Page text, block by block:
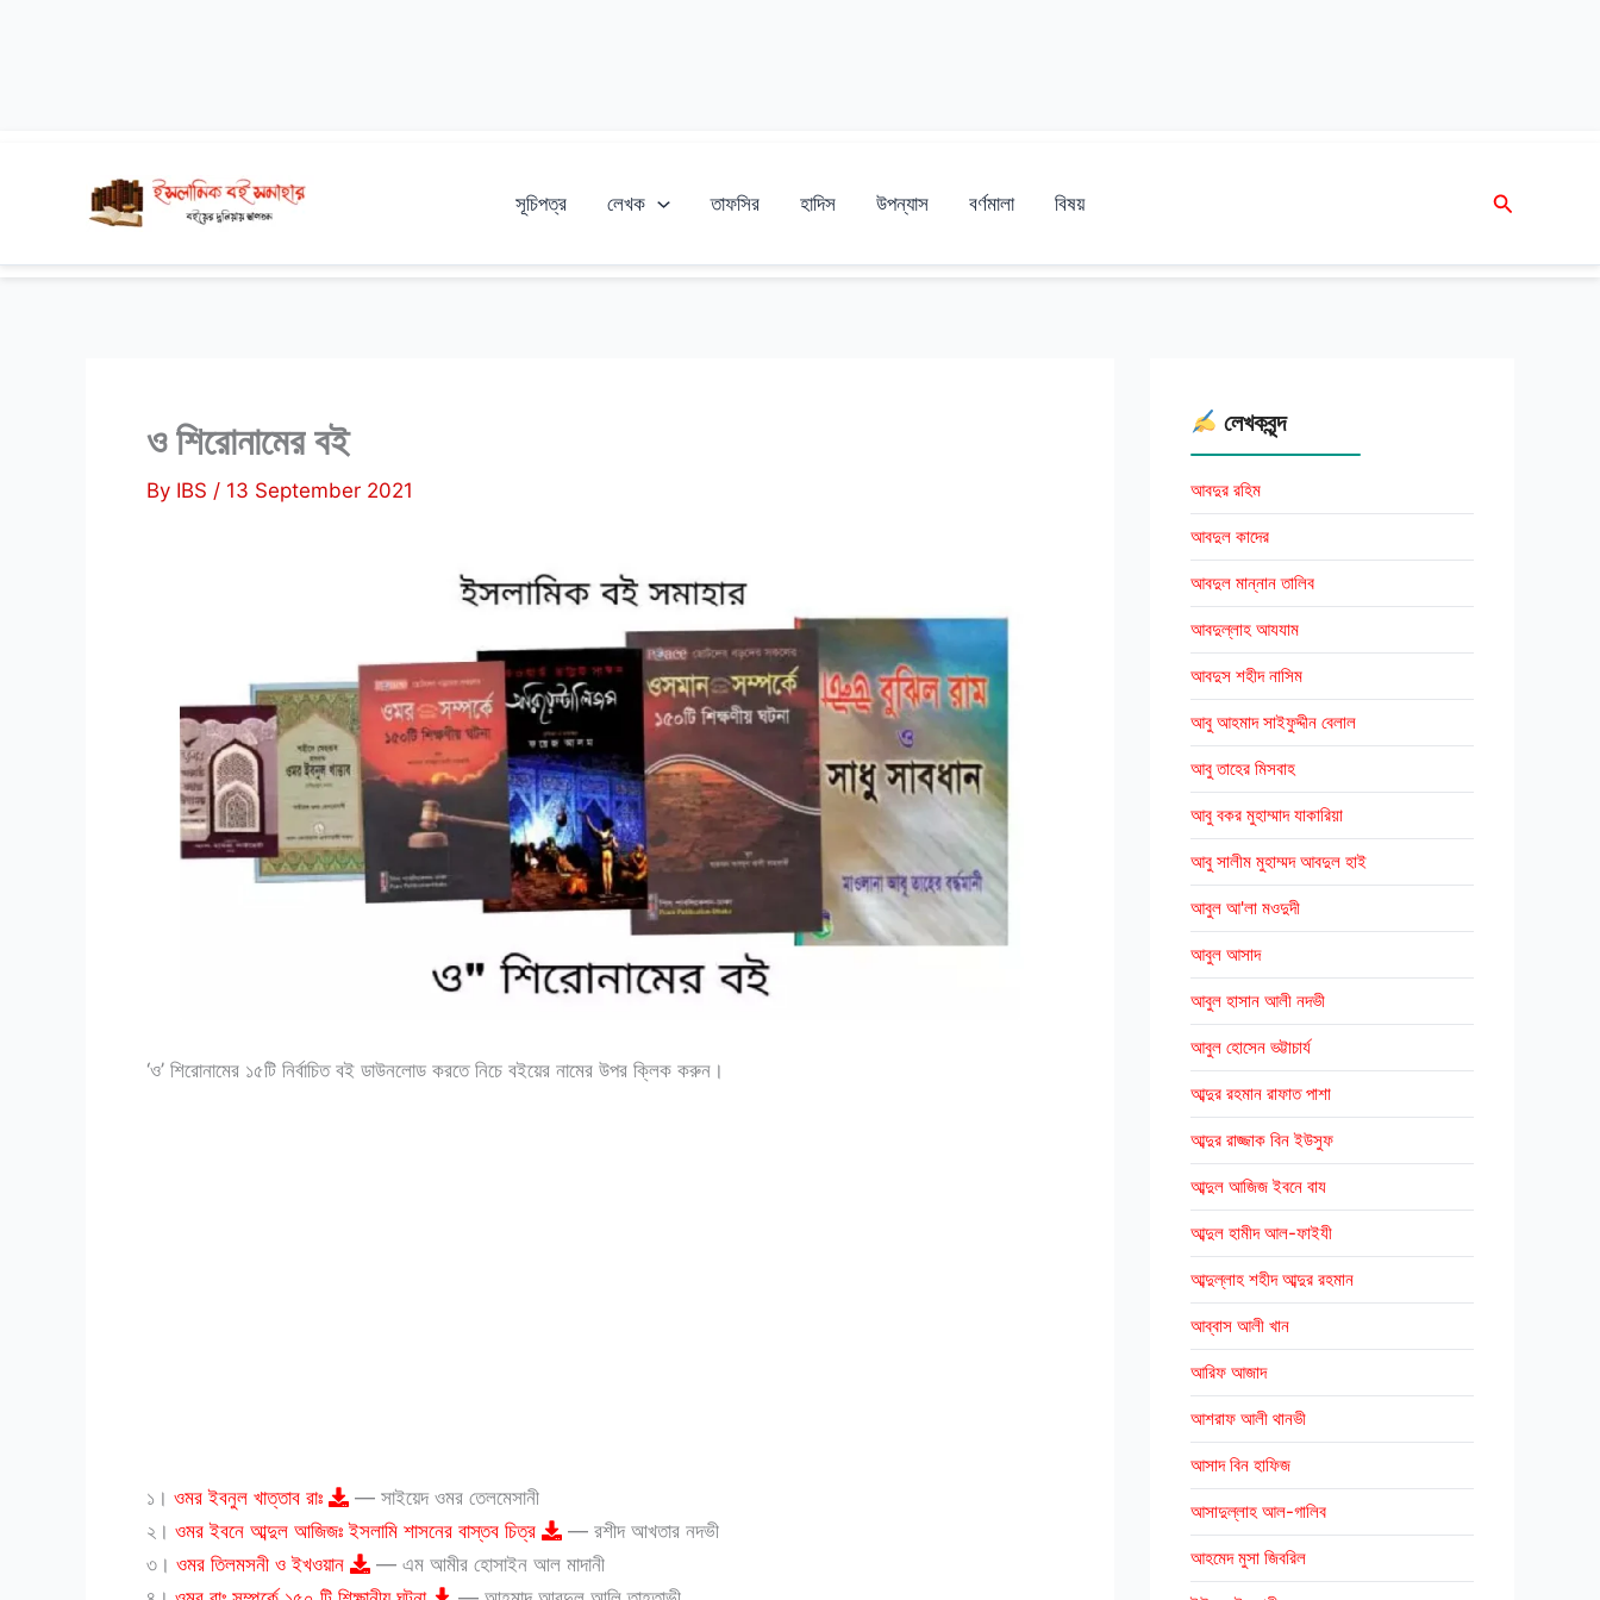
সূচিপত্র লেখক তাফসির হাদিস উপন্যাস বর্ণমালা বিষয় Search
ও শিরোনামের বই
By IBS / 13 September 2021
‘ও’ শিরোনামের ১৫টি নির্বাচিত বই ডাউনলোড করতে নিচে বইয়ের নামের উপর ক্লিক করুন।
১। ওমর ইবনুল খাত্তাব রাঃ
— সাইয়েদ ওমর তেলমেসানী
২। ওমর ইবনে আব্দুল আজিজঃ ইসলামি শাসনের বাস্তব চিত্র
— রশীদ আখতার নদভী
৩। ওমর তিলমসনী ও ইখওয়ান
— এম আমীর হোসাইন আল মাদানী
লেখকবৃন্দ
আবদুর রহিম
আবদুল কাদের
আবদুল মান্নান তালিব
আবদুল্লাহ আযযাম
আবদুস শহীদ নাসিম
আবু আহমাদ সাইফুদ্দীন বেলাল
আবু তাহের মিসবাহ
আবু বকর মুহাম্মাদ যাকারিয়া
আবু সালীম মুহাম্মদ আবদুল হাই
আবুল আ'লা মওদুদী
আবুল আসাদ
আবুল হাসান আলী নদভী
আবুল হোসেন ভট্টাচার্য
আব্দুর রহমান রাফাত পাশা
আব্দুর রাজ্জাক বিন ইউসুফ
আব্দুল আজিজ ইবনে বায
আব্দুল হামীদ আল-ফাইযী
আব্দুল্লাহ শহীদ আব্দুর রহমান
আব্বাস আলী খান
আরিফ আজাদ
আশরাফ আলী থানভী
আসাদ বিন হাফিজ
আসাদুল্লাহ আল-গালিব
আহমেদ মুসা জিবরিল